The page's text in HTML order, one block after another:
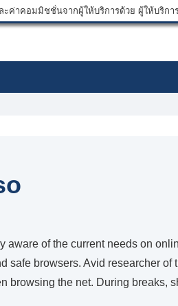
าคอมมิชชั่นจากผู้ให้บริการด้วย ผู้ให้บริกา
aware of the current needs on
safe browsers. Avid researcher of
browsing the net. During breaks,